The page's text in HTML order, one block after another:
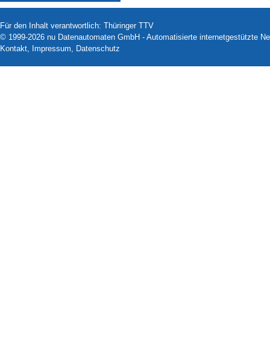
Für den Inhalt verantwortlich: Thüringer TTV
© 1999-2026 nu Datenautomaten GmbH - Automatisierte internetgestützte
Kontakt, Impressum, Datenschutz